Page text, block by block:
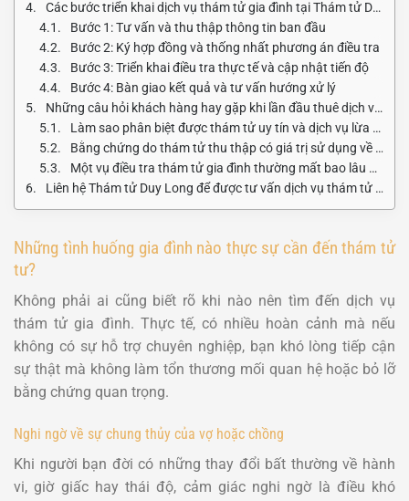
Các bước triển khai dịch vụ thám tử gia đình tại Thám tử Duy Long diễn ra như thế nào?
Bước 1: Tư vấn và thu thập thông tin ban đầu
Bước 2: Ký hợp đồng và thống nhất phương án điều tra
Bước 3: Triển khai điều tra thực tế và cập nhật tiến độ
Bước 4: Bàn giao kết quả và tư vấn hướng xử lý
Những câu hỏi khách hàng hay gặp khi lần đầu thuê dịch vụ thám tử gia đình
Làm sao phân biệt được thám tử uy tín và dịch vụ lừa đảo?
Bằng chứng do thám tử thu thập có giá trị sử dụng về mặt pháp lý không?
Một vụ điều tra thám tử gia đình thường mất bao lâu để có kết quả?
Liên hệ Thám tử Duy Long để được tư vấn dịch vụ thám tử gia đình ngay hôm nay
Những tình huống gia đình nào thực sự cần đến thám tử
tư?
Không phải ai cũng biết rõ khi nào nên tìm đến dịch vụ
thám tử gia đình. Thực tế, có nhiều hoàn cảnh mà nếu
không có sự hỗ trợ chuyên nghiệp, bạn khó lòng tiếp cận
sự thật mà không làm tổn thương mối quan hệ hoặc bỏ lỡ
bằng chứng quan trọng.
Nghi ngờ về sự chung thủy của vợ hoặc chồng
Khi người bạn đời có những thay đổi bất thường về hành
vi, giờ giấc hay thái độ, cảm giác nghi ngờ là điều khó